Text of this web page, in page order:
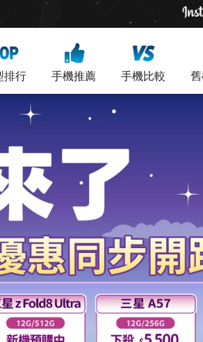
排行 手機推薦 手機比較